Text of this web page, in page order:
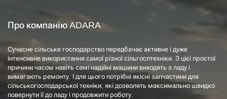
Про компанію ADARA
Сучасне сільське господарство передбачає активне і дуже
інтенсивне використання самої різної сільгосптехніки. З цієї простої
причини часом навіть самі надійні машини виходять з ладу і
вимагають ремонту. І для цього потрібні якісні запчастини для
сільськогосподарської техніки, які дозволять максимально швидко
повернути її до ладу і продовжити роботу.